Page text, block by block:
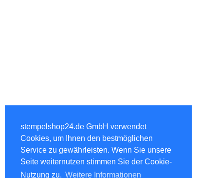
stempelshop24.de GmbH verwendet
Cookies, um Ihnen den bestmöglichen
Service zu gewährleisten. Wenn Sie unsere
Seite weiternutzen stimmen Sie der Cookie-
Nutzung zu. Weitere Informationen